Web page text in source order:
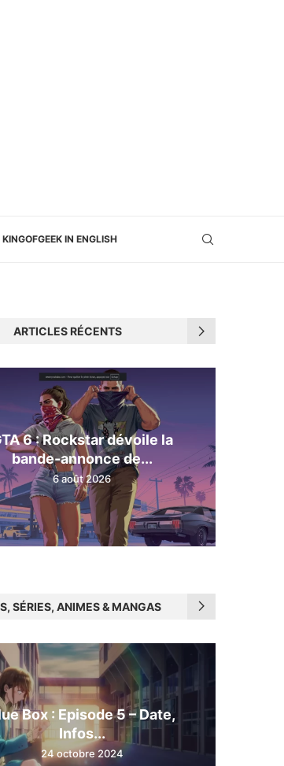
KINGOFGEEK IN ENGLISH
ARTICLES RÉCENTS
6 : Rockstar dévoile la
bande-annonce de...
6 août 2026
SÉRIES, ANIMES & MANGAS
Box : Episode 5 – Date,
Infos...
24 octobre 2024